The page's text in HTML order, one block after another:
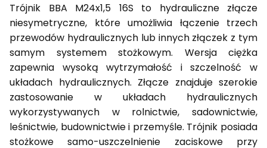
Trójnik BBA M24x1,5 16S to hydrauliczne złącze
niesymetryczne, które umożliwia łączenie trzech
przewodów hydraulicznych lub innych złączek z tym
samym systemem stożkowym. Wersja ciężka
zapewnia wysoką wytrzymałość i szczelność w
układach hydraulicznych. Złącze znajduje szerokie
zastosowanie w układach hydraulicznych
wykorzystywanych w rolnictwie, sadownictwie,
leśnictwie, budownictwie i przemyśle. Trójnik posiada
stożkowe samo-uszczelnienie zaciskowe przy